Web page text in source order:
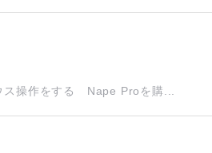
ス操作をする Nape Proを購...